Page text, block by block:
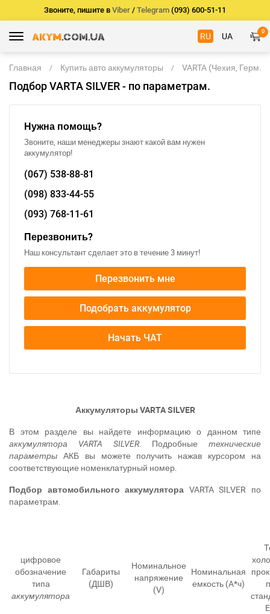
Звоните, пишите в Viber / Telegram (093) 600-51-11
RU UA 0
Главная Купить авто аккумуляторы VARTA (Чехия, Герм.)
Подбор VARTA SILVER - по параметрам.
Нужна помощь?
Звоните, наши менеджеры знают какой вам нужен
аккумулятор!
(067) 538-88-81
(098) 833-44-55
(093) 768-11-61
Перезвонить?
Наш консультант сделает это в течение 3 минут!
Перезвонить мне
Подобрать аккумулятор
Начать ЧАТ
Аккумуляторы VARTA SILVER
В этом разделе вы найдете информацию о данном типе
аккумулятора VARTA SILVER. Подробные технические
параметры АКБ вы можете получить нажав курсором на
соответствующие номенклатурный номер.
Подбор автомобильного аккумулятора VARTA SILVER по
параметрам.
цифровое
обозначение
типа
аккумулятора
Габариты
(ДШВ)
Номинальное
напряжение
(V)
Номинальная
емкость (A*ч)